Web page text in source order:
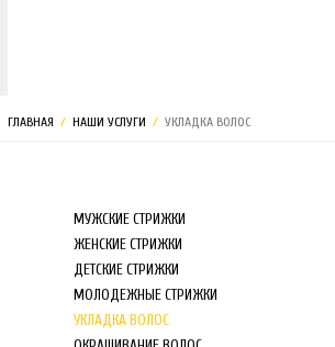
ГЛАВНАЯ / НАШИ УСЛУГИ / УКЛАДКА ВОЛОС
МУЖСКИЕ СТРИЖКИ
ЖЕНСКИЕ СТРИЖКИ
ДЕТСКИЕ СТРИЖКИ
МОЛОДЕЖНЫЕ СТРИЖКИ
УКЛАДКА ВОЛОС